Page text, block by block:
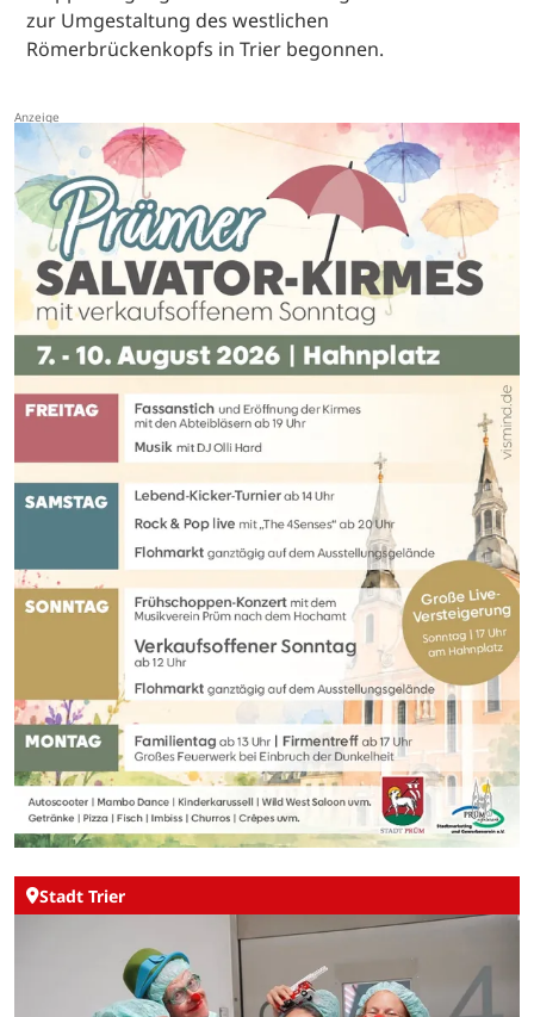
zur Umgestaltung des westlichen
Römerbrückenkopfs in Trier begonnen.
Stadt Trier